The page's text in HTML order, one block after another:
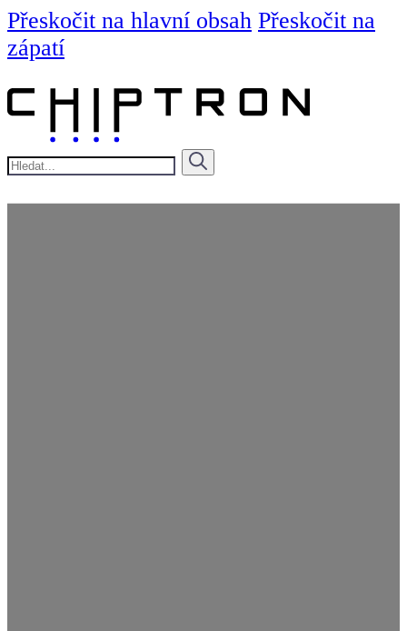
Přeskočit na hlavní obsah Přeskočit na
zápatí
Hledat